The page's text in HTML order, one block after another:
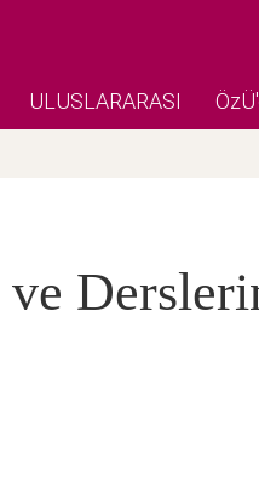
ULUSLARARASI
ve